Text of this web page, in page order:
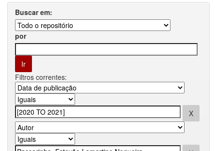
Buscar em:
por
Filtros correntes: